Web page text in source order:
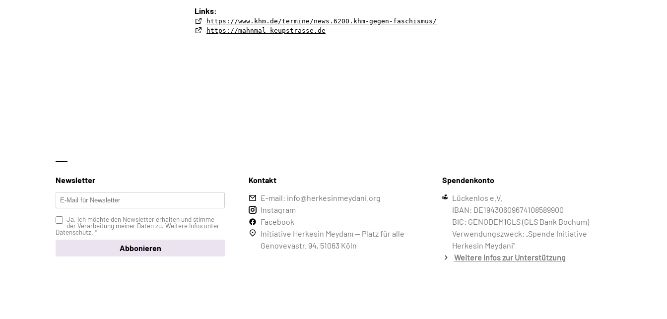
Links:
https://www.khm.de/termine/news.6200.khm-gegen-faschismus/
https://mahnmal-keupstrasse.de
Newsletter
Ja, ich möchte den Newsletter erhalten und stimme
der Verarbeitung meiner Daten zu. Weitere Infos unter
Datenschutz. *
Abbonieren
Kontakt
E-mail: info@herkesinmeydani.org
Instagram
Facebook
Initiative Herkesin Meydanı — Platz für alle
Genovevastr. 94, 51063 Köln
Spendenkonto
Lückenlos e.V.
IBAN: DE19430609674108589900
BIC: GENODEM1GLS (GLS Bank Bochum)
Verwendungszweck: „Spende Initiative
Herkesin Meydani"
Weitere Infos zur Unterstützung